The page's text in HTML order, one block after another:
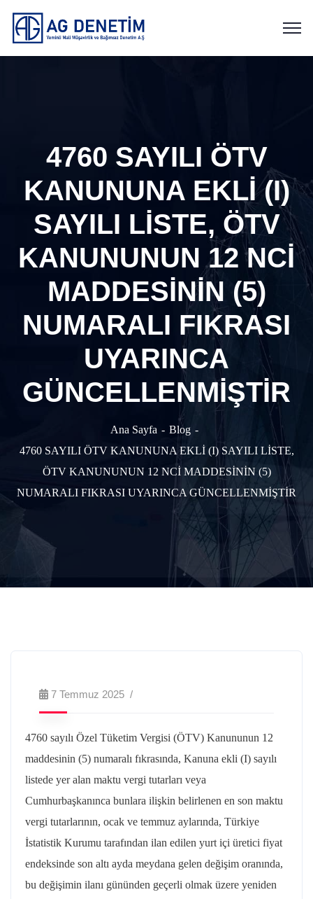
4760 SAYILI ÖTV
KANUNUNA EKLİ (I)
SAYILI LİSTE, ÖTV
KANUNUNUN 12 NCİ
MADDESİNİN (5)
NUMARALI FIKRASI
UYARINCA
GÜNCELLENMİŞTİR
Ana Sayfa
Blog
4760 SAYILI ÖTV KANUNUNA EKLİ (I) SAYILI LİSTE,
ÖTV KANUNUNUN 12 NCİ MADDESİNİN (5)
NUMARALI FIKRASI UYARINCA GÜNCELLENMİŞTİR
7 Temmuz 2025
4760 sayılı Özel Tüketim Vergisi (ÖTV) Kanununun 12
maddesinin (5) numaralı fıkrasında, Kanuna ekli (I) sayılı
listede yer alan maktu vergi tutarları veya
Cumhurbaşkanınca bunlara ilişkin belirlenen en son maktu
vergi tutarlarının, ocak ve temmuz aylarında, Türkiye
İstatistik Kurumu tarafından ilan edilen yurt içi üretici fiyat
endeksinde son altı ayda meydana gelen değişim oranında,
bu değişimin ilanı gününden geçerli olmak üzere yeniden